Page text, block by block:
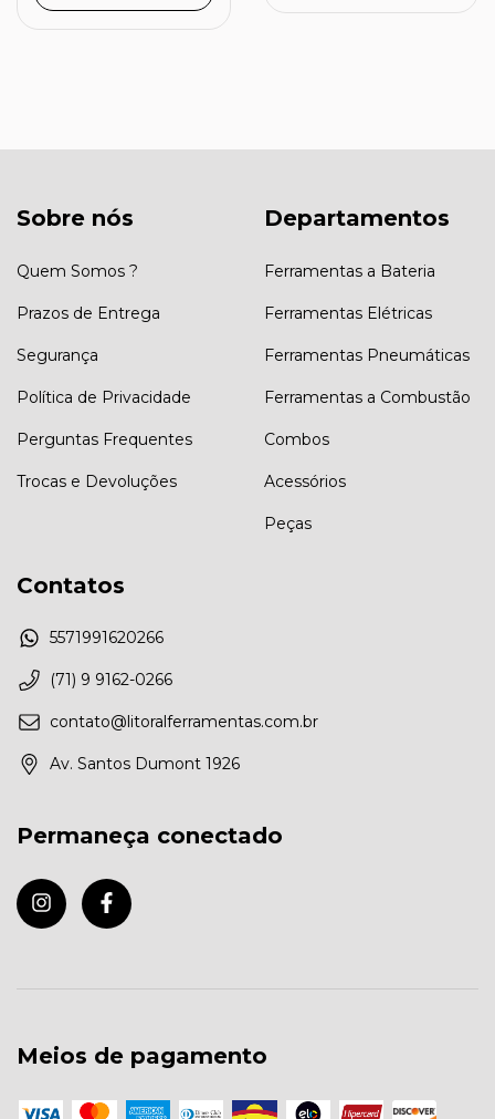
Sobre nós
Quem Somos ?
Prazos de Entrega
Segurança
Política de Privacidade
Perguntas Frequentes
Trocas e Devoluções
Departamentos
Ferramentas a Bateria
Ferramentas Elétricas
Ferramentas Pneumáticas
Ferramentas a Combustão
Combos
Acessórios
Peças
Contatos
5571991620266
(71) 9 9162-0266
contato@litoralferramentas.com.br
Av. Santos Dumont 1926
Permaneça conectado
Meios de pagamento